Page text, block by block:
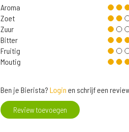
Aroma
Zoet
Zuur
Bitter
Fruitig
Moutig
Ben je Bierista? Login en schrijf een
Review toevoegen